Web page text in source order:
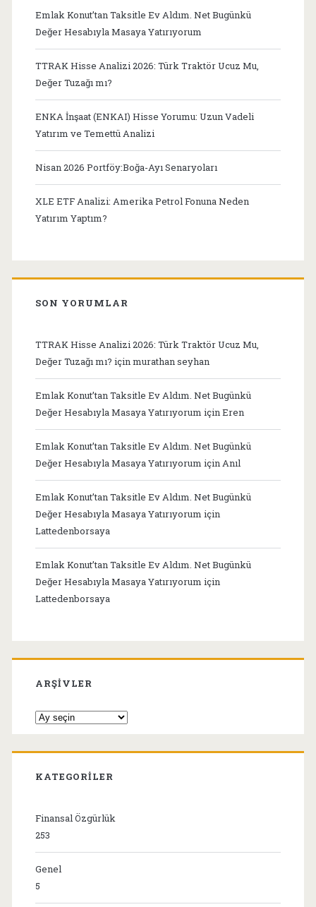
Emlak Konut’tan Taksitle Ev Aldım. Net Bugünkü
Değer Hesabıyla Masaya Yatırıyorum
TTRAK Hisse Analizi 2026: Türk Traktör Ucuz Mu,
Değer Tuzağı mı?
ENKA İnşaat (ENKAI) Hisse Yorumu: Uzun Vadeli
Yatırım ve Temettü Analizi
Nisan 2026 Portföy:Boğa-Ayı Senaryoları
XLE ETF Analizi: Amerika Petrol Fonuna Neden
Yatırım Yaptım?
SON YORUMLAR
TTRAK Hisse Analizi 2026: Türk Traktör Ucuz Mu,
Değer Tuzağı mı? içinmurathan seyhan
Emlak Konut’tan Taksitle Ev Aldım. Net Bugünkü
Değer Hesabıyla Masaya Yatırıyorum içinEren
Emlak Konut’tan Taksitle Ev Aldım. Net Bugünkü
Değer Hesabıyla Masaya Yatırıyorum içinAnıl
Emlak Konut’tan Taksitle Ev Aldım. Net Bugünkü
Değer Hesabıyla Masaya Yatırıyorum için
Lattedenborsaya
Emlak Konut’tan Taksitle Ev Aldım. Net Bugünkü
Değer Hesabıyla Masaya Yatırıyorum için
Lattedenborsaya
ARŞIVLER
Arşivler
KATEGORILER
Finansal Özgürlük
253
Genel
5